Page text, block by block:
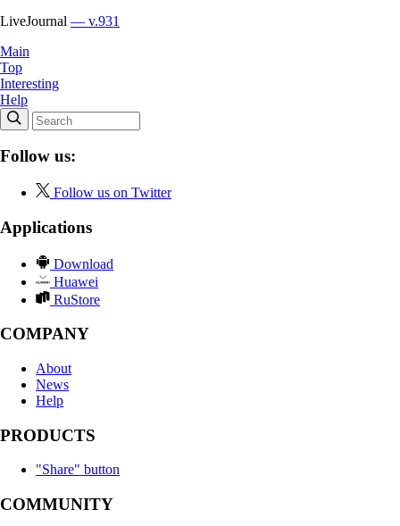
LiveJournal — v.931
Main
Top
Interesting
Help
Follow us:
Follow us on Twitter
Applications
Download
Huawei
RuStore
COMPANY
About
News
Help
PRODUCTS
"Share" button
COMMUNITY